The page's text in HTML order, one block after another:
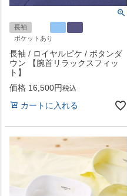
長袖
ポケットあり
長袖 / ロイヤルピケ / ボタンダ
ウン 【腕首リラックスフィッ
ト】
価格 16,500 税込
カートに入れる